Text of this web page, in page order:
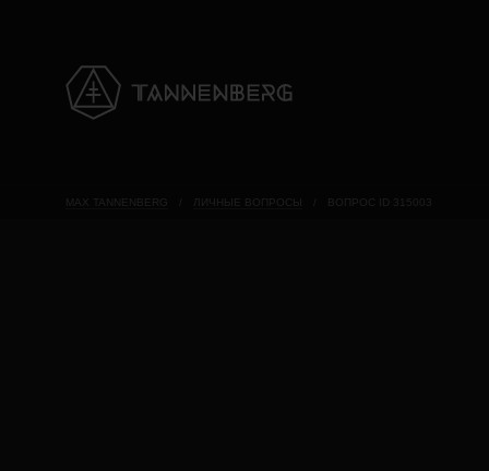
MAX TANNENBERG ЛИЧНЫЕ ВОПРОСЫ ВОПРОС ID 315003